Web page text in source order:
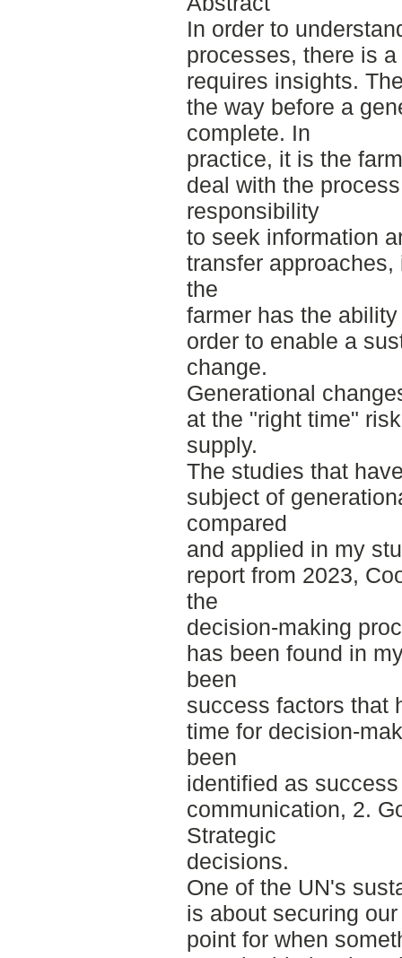
In order to
processes, there is
requires insights.
the way before a
complete. In
practice, it is the
deal with the
responsibility
to seek information
transfer
the
farmer has the
order to enable a
change.
Generational
at the "right time"
supply.
The studies that
subject of
compared
and applied in my
report from 2023,
the
decision-making
has been found in
been
success factors that
time for decision-
been
identified as
communication, 2.
Strategic
decisions.
One of the UN's
is about securing
point for when